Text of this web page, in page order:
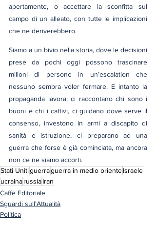
apertamente, o accettare la sconfitta sul
campo di un alleato, con tutte le implicazioni
che ne deriverebbero.
Siamo a un bivio nella storia, dove le decisioni
prese da pochi oggi possono trascinare
milioni di persone in un’escalation che
nessuno sembra voler fermare. E intanto la
propaganda lavora: ci raccontano chi sono i
buoni e chi i cattivi, ci guidano dove serve il
consenso, investono in armi a discapito di
sanità e istruzione, ci preparano ad una
guerra che forse è già cominciata, ma ancora
non ce ne siamo accorti.
Stati Unitiguerraguerra in medio orienteIsraele
ucrainarussiaIran
Caffè Editoriale
Sguardi sull'Attualità
Politica